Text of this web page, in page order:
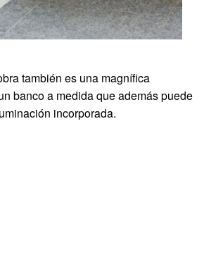
también es una magnífica
banco a medida que además puede
incorporada.